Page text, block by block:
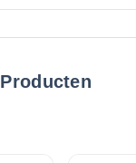
Producten